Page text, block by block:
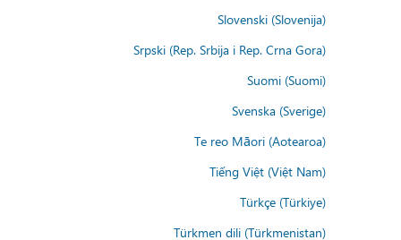
Slovenski (Slovenija)
Srpski (Rep. Srbija i Rep. Crna Gora)
Suomi (Suomi)
Svenska (Sverige)
Te reo Māori (Aotearoa)
Tiếng Việt (Việt Nam)
Türkçe (Türkiye)
Türkmen dili (Türkmenistan)